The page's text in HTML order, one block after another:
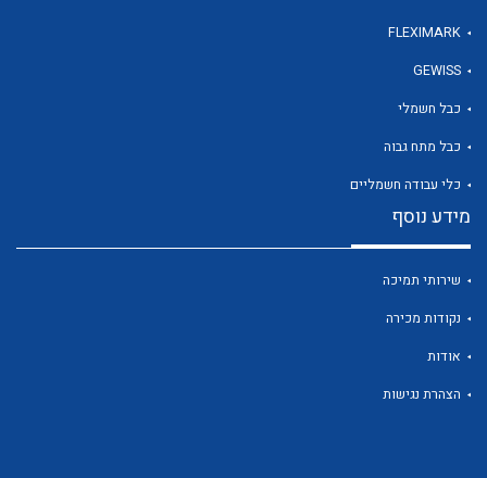
FLEXIMARK
GEWISS
כבל חשמלי
כבל מתח גבוה
כלי עבודה חשמליים
מידע נוסף
שירותי תמיכה
נקודות מכירה
אודות
הצהרת נגישות